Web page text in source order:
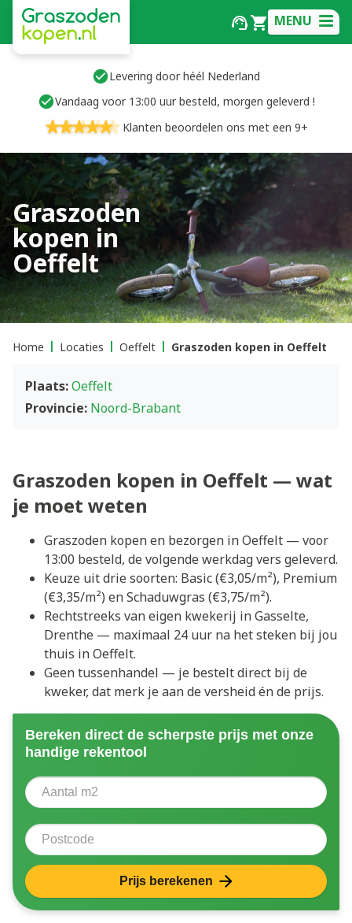
MENU
Levering door héél Nederland
Vandaag voor 13:00 uur besteld, morgen geleverd !
Klanten beoordelen ons met een 9+
Graszoden
kopen in
Oeffelt
Home Locaties Oeffelt Graszoden kopen in Oeffelt
Plaats:Oeffelt
Provincie: Noord-Brabant
Graszoden kopen in Oeffelt — wat
je moet weten
Graszoden kopen en bezorgen in Oeffelt — voor
13:00 besteld, de volgende werkdag vers geleverd.
Keuze uit drie soorten: Basic (€3,05/m²), Premium
(€3,35/m²) en Schaduwgras (€3,75/m²).
Rechtstreeks van eigen kwekerij in Gasselte,
Drenthe — maximaal 24 uur na het steken bij jou
thuis in Oeffelt.
Geen tussenhandel — je bestelt direct bij de
kweker, dat merk je aan de versheid én de prijs.
Bereken direct de scherpste prijs met onze
handige rekentool
Aantal vierkante meter
Postcode
Prijs berekenen